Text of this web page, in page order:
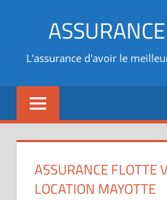
L'assurance d'avoir le
ASSURANCE FLOTTE
LOCATION MAYOTTE